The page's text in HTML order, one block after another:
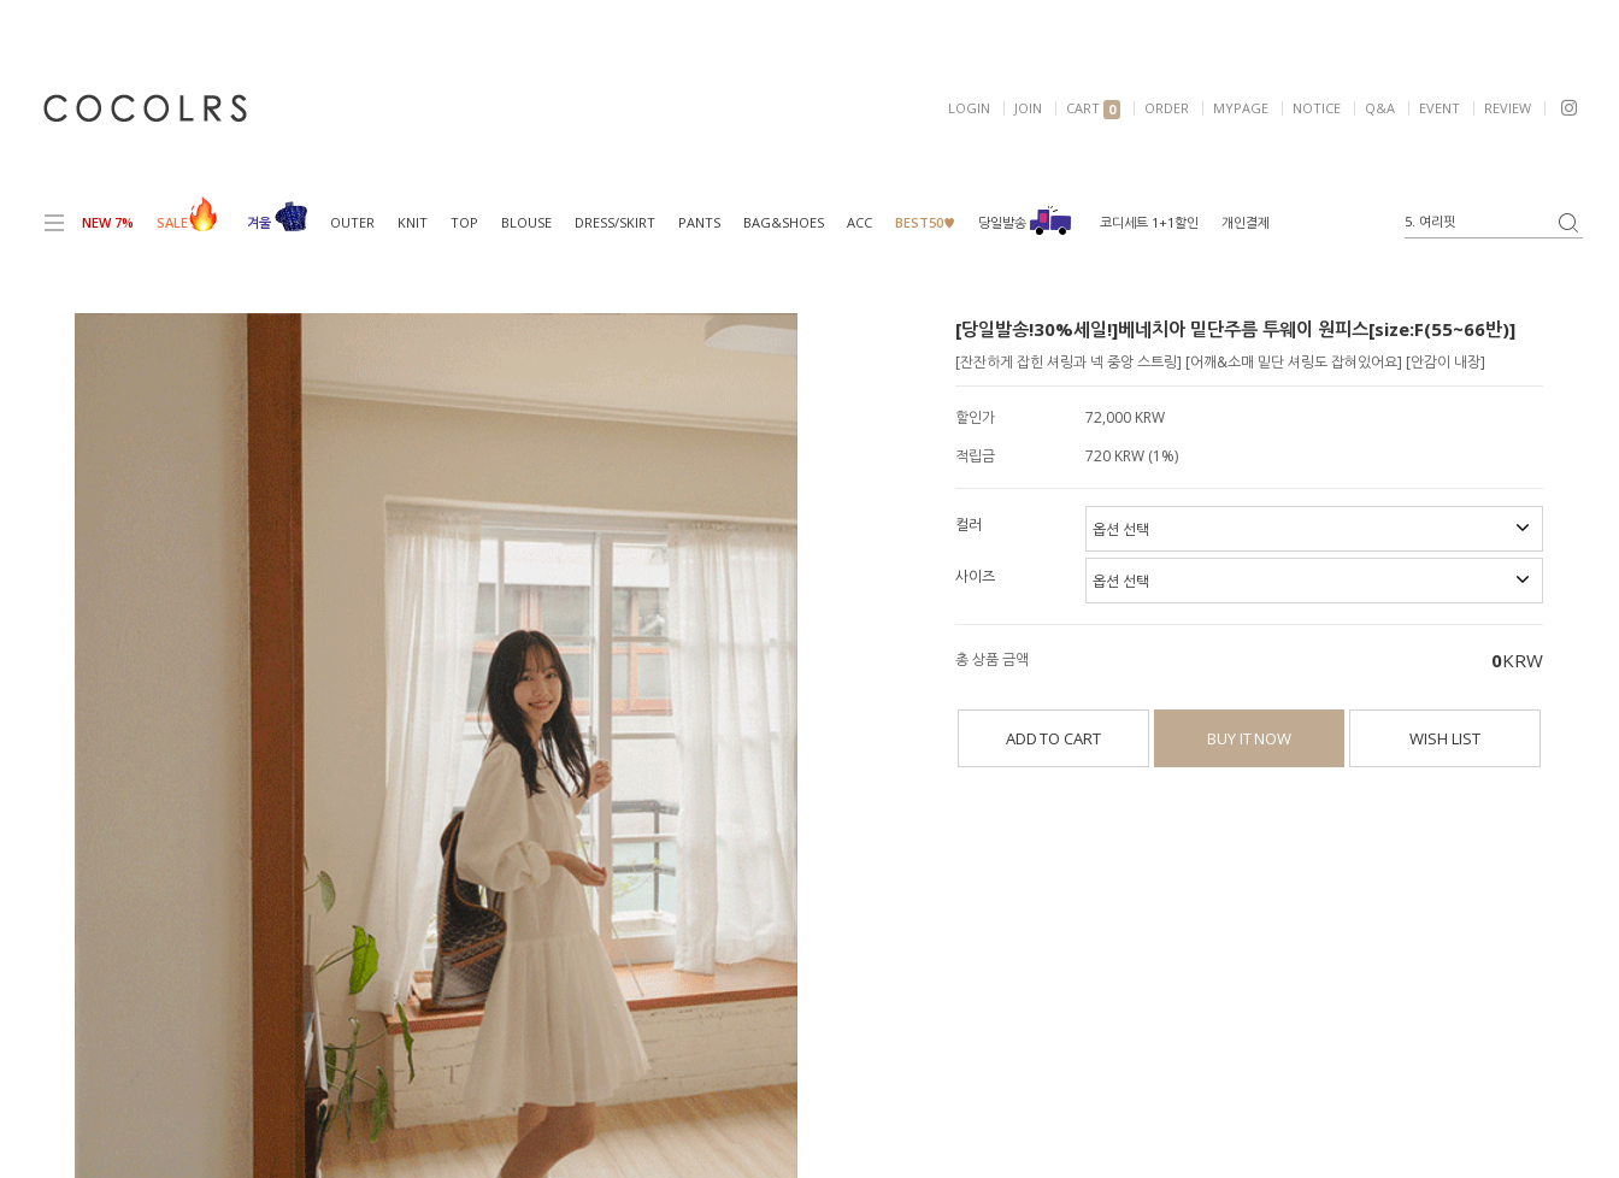
NOTICE Q&A EVENT REVIEW
LOGIN JOIN CART 0 ORDER MYPAGE
NEW 7% SALE 겨울 OUTER KNIT TOP BLOUSE DRESS/SKIRT PANTS BAG&SHOES ACC BEST50♥ 당일발송 코디세트 1+1할인 개인결제
6. 자켓
4. 반팔
5. 여리핏
[당일발송!30%세일!]베네치아 밑단주름 투웨이 원피스[size:F(55~66반)]
[잔잔하게 잡힌 셔링과 넥 중앙 스트링] [어깨&소매 밑단 셔링도 잡혀있어요] [안감이 내장]
할인가
72,000 KRW
적립금
720 KRW (1%)
컬러
사이즈
총 상품 금액 0KRW
ADD TO CART BUY IT NOW WISH LIST